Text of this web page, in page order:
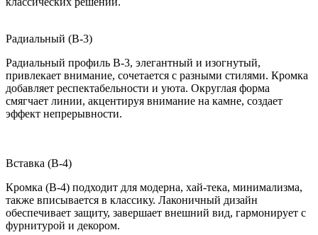
Радиальный (B-3)
Радиальный профиль B-3, элегантный и изогнутый,
привлекает внимание, сочетается с разными стилями. Кромка
добавляет респектабельности и уюта. Округлая форма
смягчает линии, акцентируя внимание на камне, создает
эффект непрерывности.
Вставка (B-4)
Кромка (B-4) подходит для модерна, хай-тека, минимализма,
также вписывается в классику. Лаконичный дизайн
обеспечивает защиту, завершает внешний вид, гармонирует с
фурнитурой и декором.